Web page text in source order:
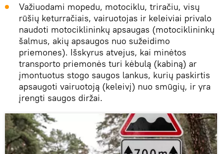
Važiuodami mopedu, motociklu, triračiu, visų
rūšių keturračiais, vairuotojas ir keleiviai privalo
naudoti motociklininkų apsaugas (motociklininkų
šalmus, akių apsaugos nuo sužeidimo
priemones). Išskyrus atvejus, kai minėtos
transporto priemonės turi kėbulą (kabiną) ar
įmontuotus stogo saugos lankus, kurių paskirtis
apsaugoti vairuotoją (keleivį) nuo smūgių, ir yra
įrengti saugos diržai.